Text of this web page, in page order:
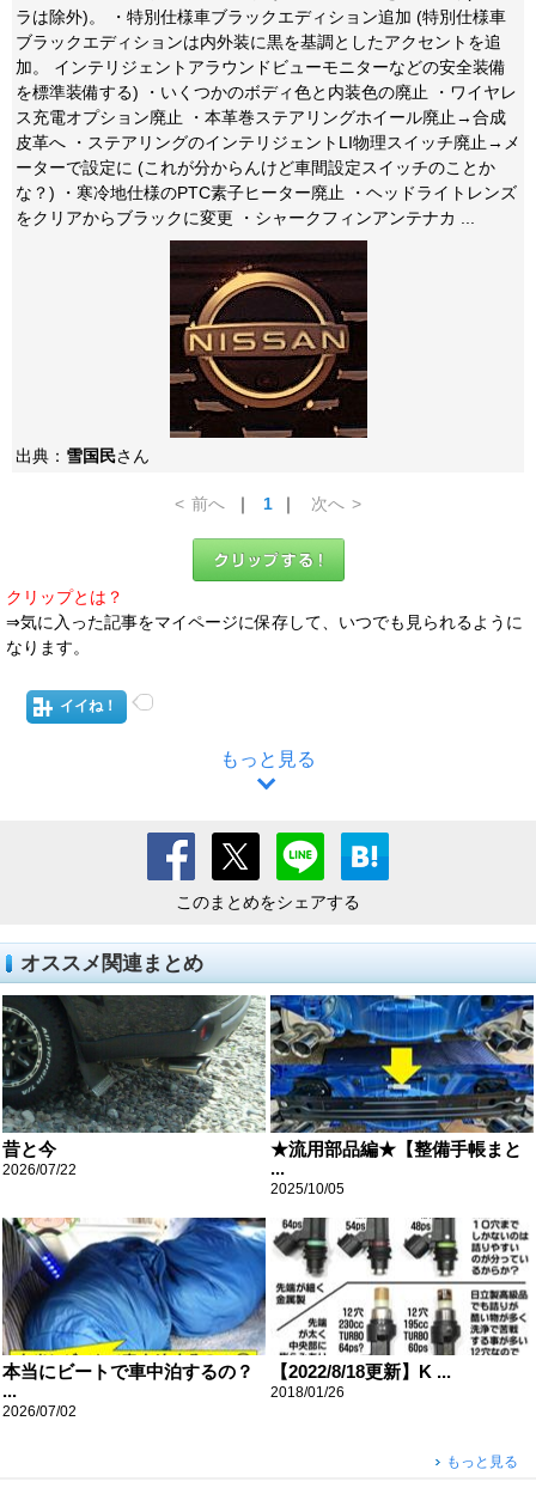
ラは除外)。 ・特別仕様車ブラックエディション追加 (特別仕様車
ブラックエディションは内外装に黒を基調としたアクセントを追
加。 インテリジェントアラウンドビューモニターなどの安全装備
を標準装備する) ・いくつかのボディ色と内装色の廃止 ・ワイヤレ
ス充電オプション廃止 ・本革巻ステアリングホイール廃止→合成
皮革へ ・ステアリングのインテリジェントLI物理スイッチ廃止→メ
ーターで設定に (これが分からんけど車間設定スイッチのことか
な？) ・寒冷地仕様のPTC素子ヒーター廃止 ・ヘッドライトレンズ
をクリアからブラックに変更 ・シャークフィンアンテナカ ...
出典： 雪国民さん
< 前へ ｜ 1 ｜ 次へ >
クリップとは？
⇒気に入った記事をマイページに保存して、いつでも見られるように
なります。
イイね！
もっと見る
このまとめをシェアする
オススメ関連まとめ
昔と今
2026/07/22
★流用部品編★【整備手帳まと
...
2025/10/05
本当にビートで車中泊するの？
...
2026/07/02
【2022/8/18更新】K ...
2018/01/26
もっと見る